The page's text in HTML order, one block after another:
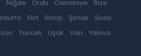
Niğde Ordu Osmaniye
Rize
Siirt Sinop Şırnak
Sivas
Tunceli Uşak Van
Yalova